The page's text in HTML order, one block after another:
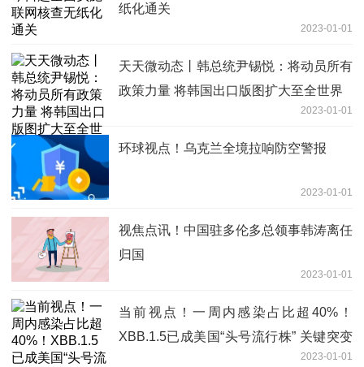
纸化通关
2023-01-01
天天微动态丨韩总统尹锡悦：将动员所有
政策力量 将韩国出口版图扩大至全世界
2023-01-01
环球视点！乌克兰全境拉响防空警报
2023-01-01
视焦点讯！中国驻多伦多总领事韩涛离任
归国
2023-01-01
当前视点！一周内感染占比超40%！
XBB.1.5已成美国“头号流行株” 关键突变
2023-01-01